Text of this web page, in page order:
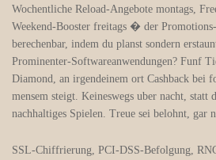
Wochentliche Reload-Angebote montags,
Weekend-Booster freitags � der
berechenbar, indem du planst sondern
Prominenter-Softwareanwendungen? Funf
Diamond, an irgendeinem ort Cashback bei
mensem steigt. Keineswegs uber nacht, statt
nachhaltiges Spielen. Treue sei belohnt, gar
SSL-Chiffrierung, PCI-DSS-Befolgung,